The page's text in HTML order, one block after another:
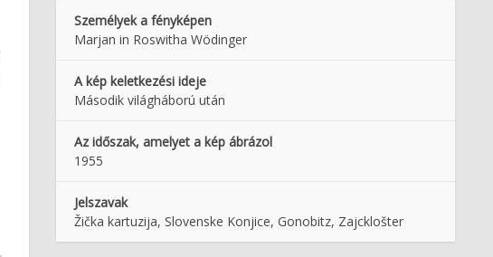
Személyek a fényképen
Marjan in Roswitha Wödinger
A kép keletkezési ideje
Második világháború után
Az időszak, amelyet a kép ábrázol
1955
Jelszavak
Žička kartuzija, Slovenske Konjice, Gonobitz, Zajcklošter